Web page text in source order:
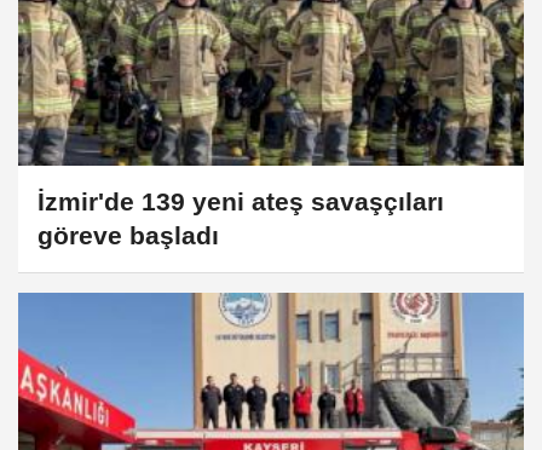
İzmir'de 139 yeni ateş savaşçıları
göreve başladı